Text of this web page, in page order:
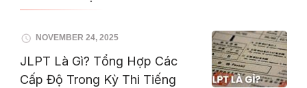
NOVEMBER 24, 2025
JLPT Là Gì? Tổng Hợp Các
Cấp Độ Trong Kỳ Thi Tiếng